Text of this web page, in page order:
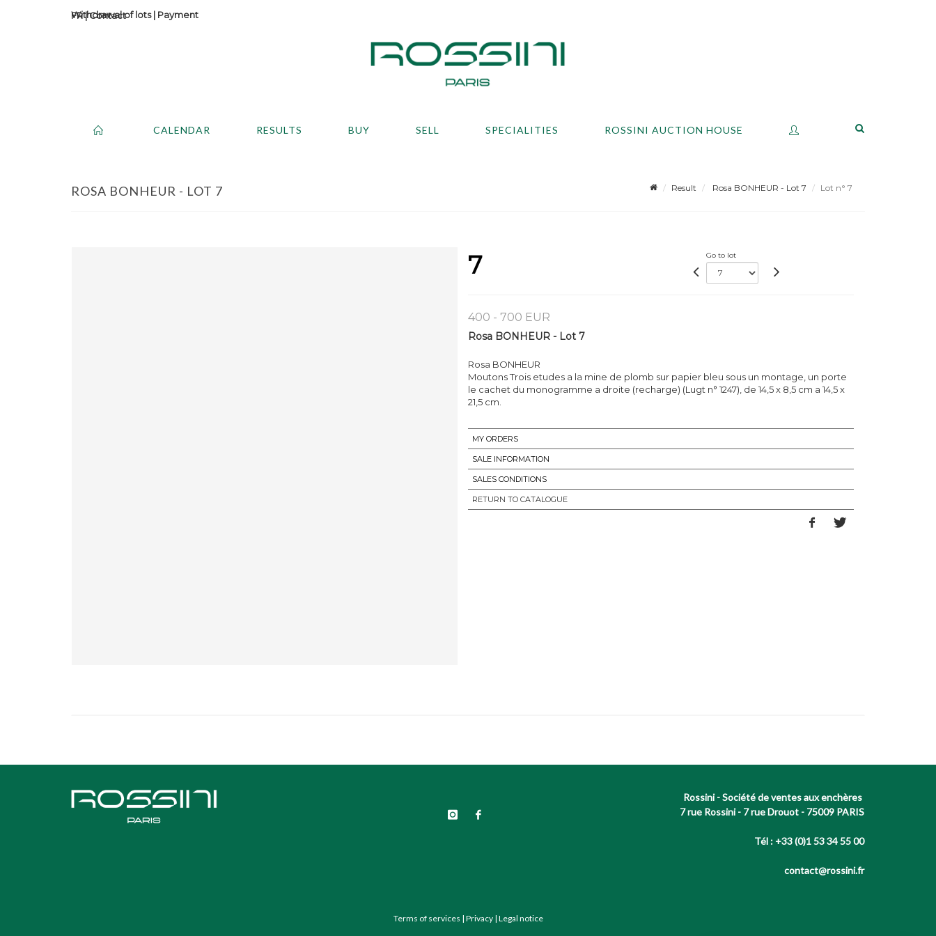
Contact
Withdrawal of lots| Payment
CALENDAR RESULTS BUY SELL SPECIALITIES ROSSINI AUCTION HOUSE
ROSA BONHEUR - LOT 7 Result Rosa BONHEUR - Lot 7 Lot n° 7
7 Go to lot
400 - 700 EUR
Rosa BONHEUR - Lot 7
Rosa BONHEUR
Moutons Trois etudes a la mine de plomb sur papier bleu sous un montage, un porte
le cachet du monogramme a droite (recharge) (Lugt n° 1247), de 14,5 x 8,5 cm a 14,5 x
21,5 cm.
MY ORDERS
SALE INFORMATION
SALES CONDITIONS
RETURN TO CATALOGUE
Rossini - Société de ventes aux enchères
7 rue Rossini - 7 rue Drouot - 75009 PARIS
Tél : +33 (0)1 53 34 55 00
contact@rossini.fr
Terms of services | Privacy| Legal notice